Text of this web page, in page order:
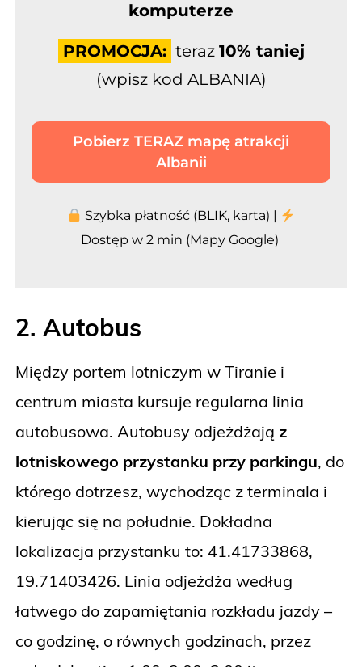
komputerze
PROMOCJA: teraz 10% taniej
(wpisz kod ALBANIA)
Pobierz TERAZ mapę atrakcji
Albanii
Szybka płatność (BLIK, karta) |
Dostęp w 2 min (Mapy Google)
2. Autobus
Między portem lotniczym w Tiranie i
centrum miasta kursuje regularna linia
autobusowa. Autobusy odjeżdżają z
lotniskowego przystanku przy parkingu, do
którego dotrzesz, wychodząc z terminala i
kierując się na południe. Dokładna
lokalizacja przystanku to: 41.41733868,
19.71403426. Linia odjeżdża według
łatwego do zapamiętania rozkładu jazdy –
co godzinę, o równych godzinach, przez